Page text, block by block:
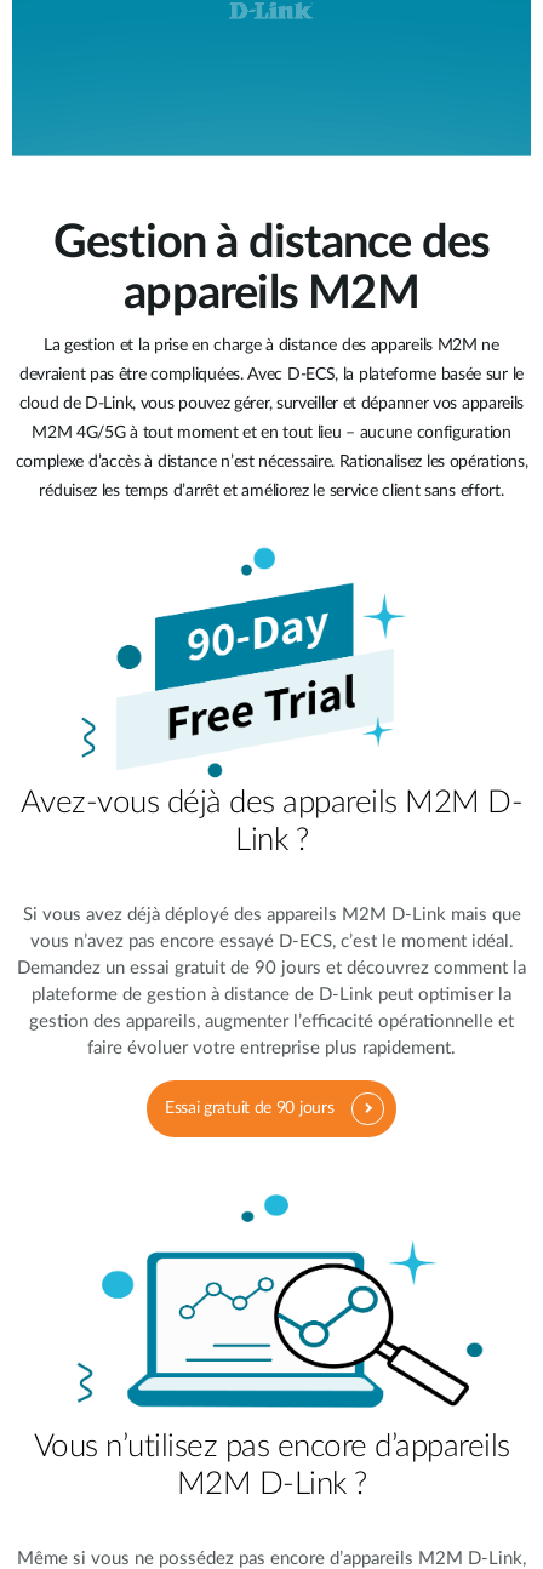
Gestion à distance des
appareils M2M
La gestion et la prise en charge à distance des appareils M2M ne
devraient pas être compliquées. Avec D-ECS, la plateforme basée sur le
cloud de D-Link, vous pouvez gérer, surveiller et dépanner vos appareils
M2M 4G/5G à tout moment et en tout lieu – aucune configuration
complexe d’accès à distance n’est nécessaire. Rationalisez les opérations,
réduisez les temps d’arrêt et améliorez le service client sans effort.
Avez-vous déjà des appareils M2M D-
Link ?
Si vous avez déjà déployé des appareils M2M D-Link mais que
vous n’avez pas encore essayé D-ECS, c’est le moment idéal.
Demandez un essai gratuit de 90 jours et découvrez comment la
plateforme de gestion à distance de D-Link peut optimiser la
gestion des appareils, augmenter l’efficacité opérationnelle et
faire évoluer votre entreprise plus rapidement.
Essai gratuit de 90 jours
Vous n’utilisez pas encore d’appareils
M2M D-Link ?
Même si vous ne possédez pas encore d’appareils M2M D-Link,